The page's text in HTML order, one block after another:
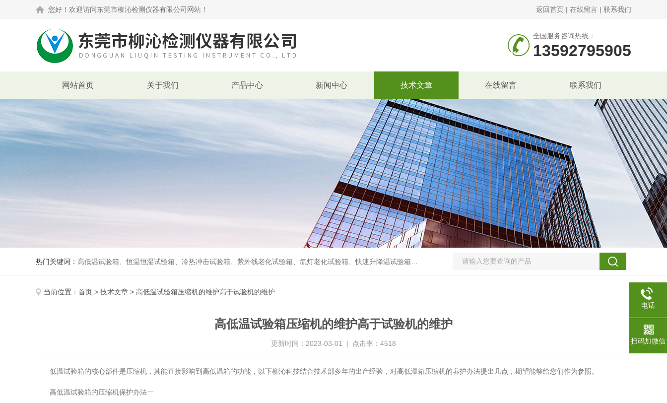
您好！欢迎访问东莞市柳沁检测仪器有限公司网站！ 返回首页 | 在线留言 | 联系我们
全国服务咨询热线：
13592795905
网站首页 关于我们 产品中心 新闻中心 技术文章 在线留言 联系我们
热门关键词： 高低温试验箱、恒温恒湿试验箱、冷热冲击试验箱、紫外线老化试验箱、氙灯老化试验箱、快速升降温试验箱、淋雨试验箱、砂尘试验箱、步入式恒温恒湿试验室、高温老化房、真空及无尘干燥试验箱、盐水喷雾试验箱、跌落试验机、电磁振动台等各类环境仪器和力学试验设备。
当前位置： 首页 > 技术文章 > 高低温试验箱压缩机的维护高于试验机的维护
高低温试验箱压缩机的维护高于试验机的维护
更新时间：2023-03-01 | 点击率：4518
低温试验箱的核心部件是压缩机，其能直接影响到高低温箱的功能，以下柳沁科技结合技术部多年的出产经验，对高低温箱压缩机的养护办法提出几点，期望能够给您们作为参照。
高低温试验箱的压缩机保护办法一
电话
扫码加微信